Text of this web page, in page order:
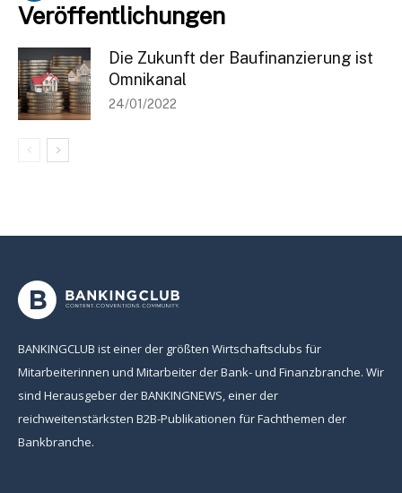
Bleiben Sie informiert
Einmal pro Woche informieren wir Sie über die neusten & wichtigsten
Veröffentlichungen
Die Zukunft der Baufinanzierung ist
Omnikanal
24/01/2022
BANKINGCLUB ist einer der größten Wirtschaftsclubs für
Mitarbeiterinnen und Mitarbeiter der Bank- und Finanzbranche. Wir
sind Herausgeber der BANKINGNEWS, einer der
reichweitenstärksten B2B-Publikationen für Fachthemen der
Bankbranche.